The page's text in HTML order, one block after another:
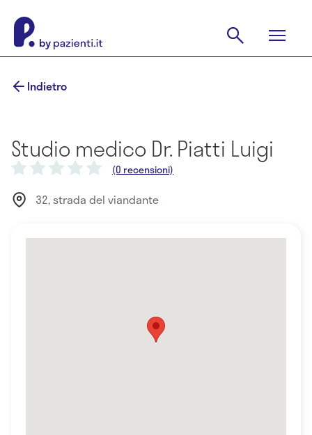
Indietro
Studio medico Dr. Piatti Luigi
(0 recensioni)
32, strada del viandante